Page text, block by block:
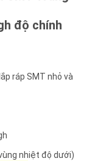
độ chính
ráp SMT nhỏ và
nhiệt độ dưới)